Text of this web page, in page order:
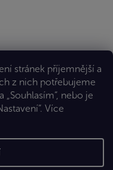
stránek příjemnější a
z nich potřebujeme
„Souhlasím“, nebo je
Více
Premium